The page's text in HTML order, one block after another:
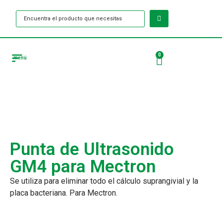
menú 0
Punta de Ultrasonido
GM4 para Mectron
Se utiliza para eliminar todo el cálculo suprangivial y la
placa bacteriana. Para Mectron.